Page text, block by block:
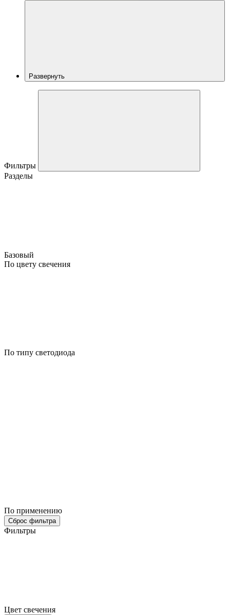
Развернуть
Фильтры
Разделы
Базовый
По цвету свечения
По типу светодиода
По применению
Сброс фильтра
Фильтры
Цвет свечения